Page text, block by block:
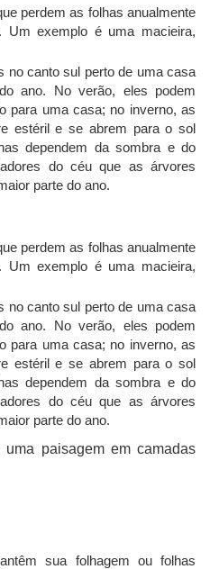
perdem as folhas anualmente
Um exemplo é uma macieira,
no canto sul perto de uma casa
ano. No verão, eles podem
para uma casa; no inverno, as
estéril e se abrem para o sol
dependem da sombra e do
do céu que as árvores
parte do ano.
perdem as folhas anualmente
Um exemplo é uma macieira,
no canto sul perto de uma casa
ano. No verão, eles podem
para uma casa; no inverno, as
estéril e se abrem para o sol
dependem da sombra e do
do céu que as árvores
parte do ano.
sua folhagem ou folhas